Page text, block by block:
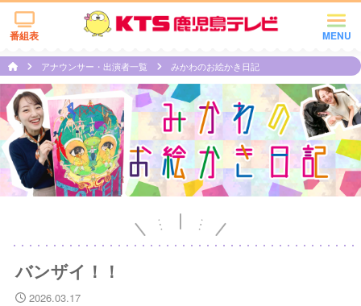
MENU
番組表
アナウンサー・出演者一覧 みかわのお絵かき日記
バンザイ！！
2026.03.17